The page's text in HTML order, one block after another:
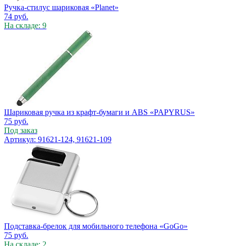
Ручка-стилус шариковая «Planet»
74 руб.
На складе: 9
Шариковая ручка из крафт-бумаги и ABS «PAPYRUS»
75 руб.
Под заказ
Артикул: 91621-124, 91621-109
Подставка-брелок для мобильного телефона «GoGo»
75 руб.
На складе: 2